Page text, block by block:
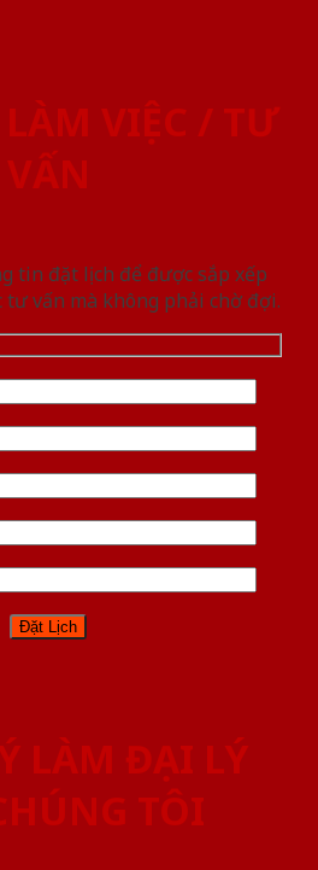
VIỆC / TƯ
VẤN
tin đặt lịch để được sắp xếp
tư vấn mà không phải chờ đợi.
LÀM ĐẠI LÝ
TÔI